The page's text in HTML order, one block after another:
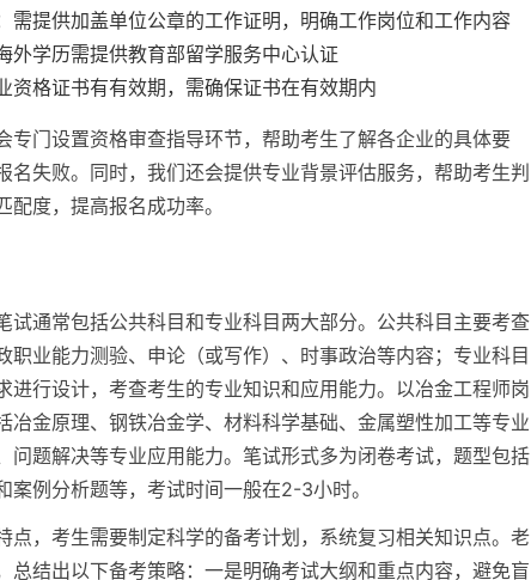
需提供加盖单位公章的工作证明，明确工作岗位和工作内容
外学历需提供教育部留学服务中心认证
资格证书有有效期，需确保证书在有效期内
专门设置资格审查指导环节，帮助考生了解各企业的具体要
名失败。同时，我们还会提供专业背景评估服务，帮助考生判
度，提高报名成功率。
试通常包括公共科目和专业科目两大部分。公共科目主要考查
职业能力测验、申论（或写作）、时事政治等内容；专业科目
进行设计，考查考生的专业知识和应用能力。以冶金工程师岗
冶金原理、钢铁冶金学、材料科学基础、金属塑性加工等专业
问题解决等专业应用能力。笔试形式多为闭卷考试，题型包括
案例分析题等，考试时间一般在2-3小时。
点，考生需要制定科学的备考计划，系统复习相关知识点。老
总结出以下备考策略：一是明确考试大纲和重点内容，避免盲